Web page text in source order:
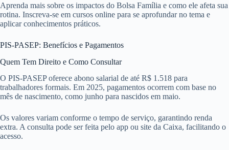
Aprenda mais sobre os impactos do Bolsa Família e como ele afeta sua
rotina. Inscreva-se em cursos online para se aprofundar no tema e
aplicar conhecimentos práticos.
PIS-PASEP: Benefícios e Pagamentos
Quem Tem Direito e Como Consultar
O PIS-PASEP oferece abono salarial de até R$ 1.518 para
trabalhadores formais. Em 2025, pagamentos ocorrem com base no
mês de nascimento, como junho para nascidos em maio.
Os valores variam conforme o tempo de serviço, garantindo renda
extra. A consulta pode ser feita pelo app ou site da Caixa, facilitando o
acesso.